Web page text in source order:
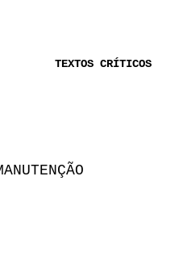
TEXTOS CRÍTICOS